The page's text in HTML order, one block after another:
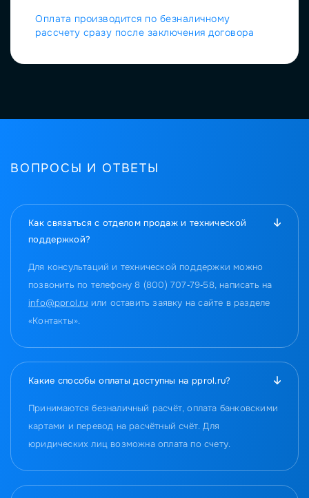
Оплата производится по безналичному
рассчету сразу после заключения договора
ВОПРОСЫ И ОТВЕТЫ
Как связаться с отделом продаж и технической
поддержкой?
Для консультаций и технической поддержки можно
позвонить по телефону 8 (800) 707‑79‑58, написать на
info@pprol.ru или оставить заявку на сайте в разделе
«Контакты».
Какие способы оплаты доступны на pprol.ru?
Принимаются безналичный расчёт, оплата банковскими
картами и перевод на расчётный счёт. Для
юридических лиц возможна оплата по счету.